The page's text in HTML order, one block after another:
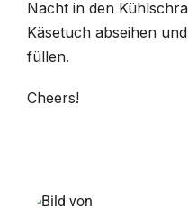
Nacht in den
Käsetuch abseihen
füllen.
Cheers!